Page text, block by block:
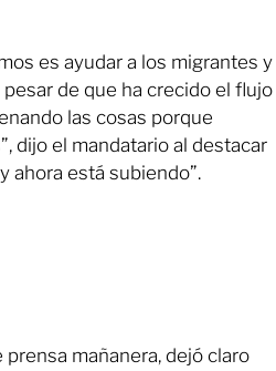
es ayudar a los migrantes y
de que ha crecido el flujo
las cosas porque
dijo el mandatario al destacar
ahora está subiendo”.
mañanera, dejó claro